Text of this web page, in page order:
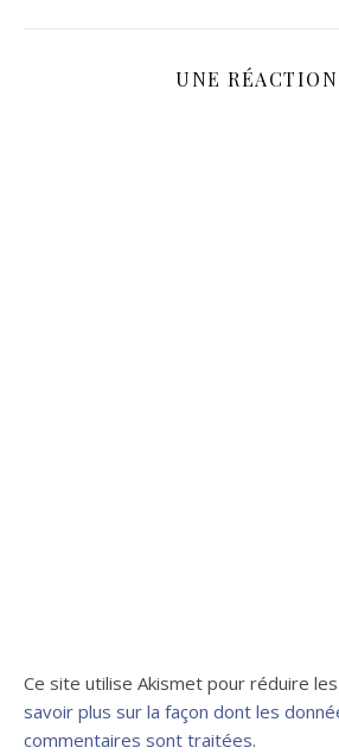
UNE
Ce site utilise Akismet pour réduire
savoir plus sur la façon dont les
commentaires sont traitées.